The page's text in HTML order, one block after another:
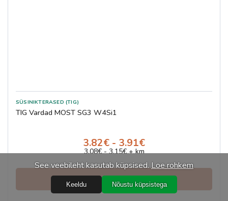
SÜSINIKTERASED (TIG)
TIG Vardad MOST SG3 W4Si1
3.82€ - 3.91€
3.08€ - 3.15€ + km
Vaata ja telli
See veebileht kasutab küpsised.Loe rohkem
Keeldu Nõustu küpsistega